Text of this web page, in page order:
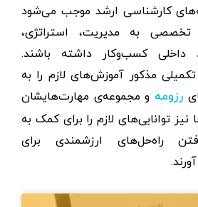
کارشناسی ارشد موجب می‌شود
تخصصی به مدیریت، استراتژی،
داخلی کسب‌وکار داشته باشند.
مذکور آموزش‌های لازم را به
رزومه و مجموعه‌ی مهارت‌هایشان
توانایی‌های لازم را برای کمک به
راه‌حل‌های ارزشمندی برای